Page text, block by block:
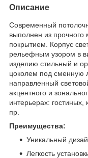
Описание
Современный
выполнен из
покрытием. Корпус
рельефным узором в
изделию стильный и
цоколем под сменную
направленный
акцентного и
интерьерах:
пр.
Преимущества:
Уникальный
Легкость